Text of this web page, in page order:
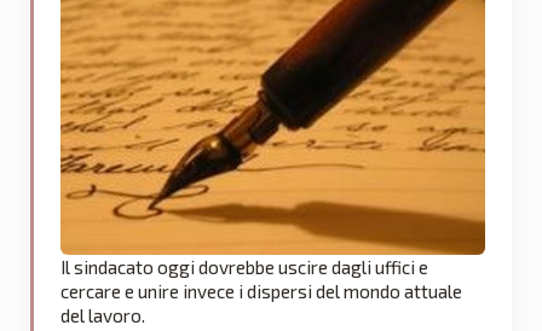
Il sindacato oggi dovrebbe uscire dagli uffici e
cercare e unire invece i dispersi del mondo attuale
del lavoro.